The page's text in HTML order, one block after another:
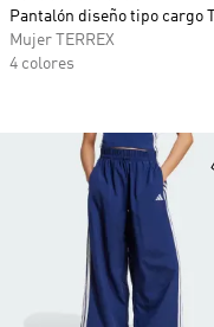
Pantalón diseño tipo cargo
Mujer TERREX
4 colores